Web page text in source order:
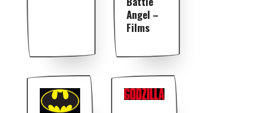
Angel –
Films